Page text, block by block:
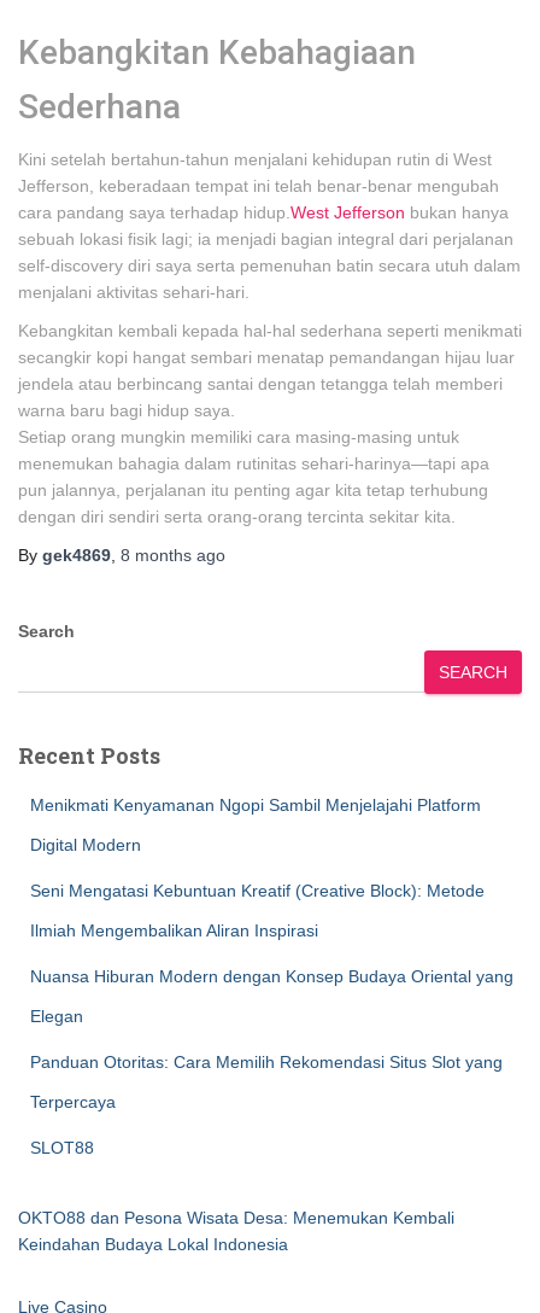
Kebangkitan Kebahagiaan
Sederhana
Kini setelah bertahun-tahun menjalani kehidupan rutin di West
Jefferson, keberadaan tempat ini telah benar-benar mengubah
cara pandang saya terhadap hidup. West Jefferson bukan hanya
sebuah lokasi fisik lagi; ia menjadi bagian integral dari perjalanan
self-discovery diri saya serta pemenuhan batin secara utuh dalam
menjalani aktivitas sehari-hari.
Kebangkitan kembali kepada hal-hal sederhana seperti menikmati
secangkir kopi hangat sembari menatap pemandangan hijau luar
jendela atau berbincang santai dengan tetangga telah memberi
warna baru bagi hidup saya.
Setiap orang mungkin memiliki cara masing-masing untuk
menemukan bahagia dalam rutinitas sehari-harinya—tapi apa
pun jalannya, perjalanan itu penting agar kita tetap terhubung
dengan diri sendiri serta orang-orang tercinta sekitar kita.
By gek4869 8 months ago
Search
SEARCH
Recent Posts
Menikmati Kenyamanan Ngopi Sambil Menjelajahi Platform
Digital Modern
Seni Mengatasi Kebuntuan Kreatif (Creative Block): Metode
Ilmiah Mengembalikan Aliran Inspirasi
Nuansa Hiburan Modern dengan Konsep Budaya Oriental yang
Elegan
Panduan Otoritas: Cara Memilih Rekomendasi Situs Slot yang
Terpercaya
SLOT88
OKTO88 dan Pesona Wisata Desa: Menemukan Kembali
Keindahan Budaya Lokal Indonesia
Live Casino